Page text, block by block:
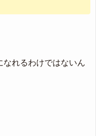
なれるわけではないん